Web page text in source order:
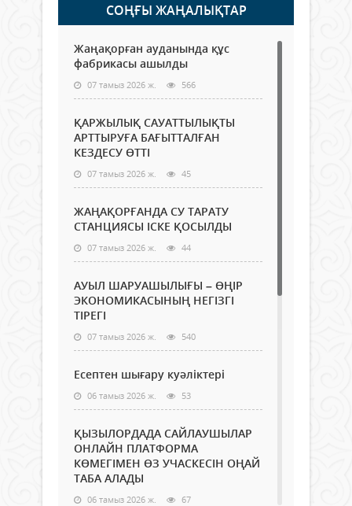
СОҢҒЫ ЖАҢАЛЫҚТАР
Жаңақорған ауданында құс
фабрикасы ашылды
07 тамыз 2026 ж. 566
ҚАРЖЫЛЫҚ САУАТТЫЛЫҚТЫ
АРТТЫРУҒА БАҒЫТТАЛҒАН
КЕЗДЕСУ ӨТТІ
07 тамыз 2026 ж. 45
ЖАҢАҚОРҒАНДА СУ ТАРАТУ
СТАНЦИЯСЫ ІСКЕ ҚОСЫЛДЫ
07 тамыз 2026 ж. 44
АУЫЛ ШАРУАШЫЛЫҒЫ – ӨҢІР
ЭКОНОМИКАСЫНЫҢ НЕГІЗГІ
ТІРЕГІ
07 тамыз 2026 ж. 540
Есептен шығару куәліктері
06 тамыз 2026 ж. 53
ҚЫЗЫЛОРДАДА САЙЛАУШЫЛАР
ОНЛАЙН ПЛАТФОРМА
КӨМЕГІМЕН ӨЗ УЧАСКЕСІН ОҢАЙ
ТАБА АЛАДЫ
06 тамыз 2026 ж. 67